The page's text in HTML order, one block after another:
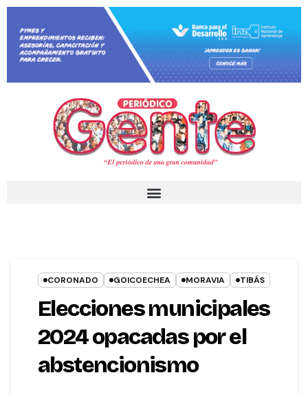
CORONADO GOICOECHEA MORAVIA TIBÁS
Elecciones municipales
2024 opacadas por el
abstencionismo